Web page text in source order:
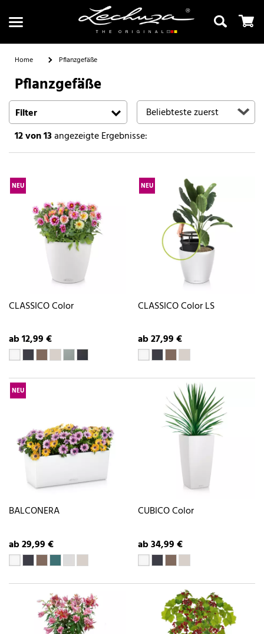
Suchen
Home Pflanzgefäße
Pflanzgefäße
Filter
12von 13angezeigte Ergebnisse:
NEU
CLASSICO Color
ab 12,99 €
NEU
CLASSICO Color LS
ab 27,99 €
NEU
BALCONERA
ab 29,99 €
CUBICO Color
ab 34,99 €